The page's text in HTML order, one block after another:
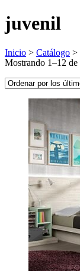
juvenil
Inicio > Catálogo >
Mostrando 1–12 de